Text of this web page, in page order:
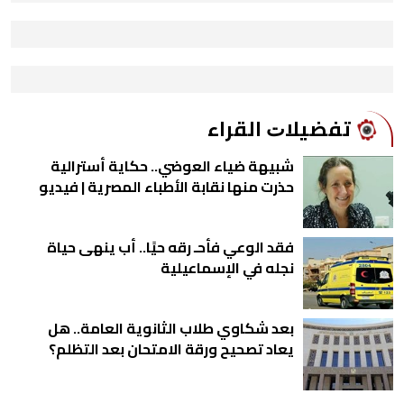
ﺗﻔﻀﻴﻼﺕ اﻟﻘﺮاء
شبيهة ضياء العوضي.. حكاية أسترالية
حذرت منها نقابة الأطباء المصرية | فيديو
فقد الوعي فأحـ رقه حيًا.. أب ينهى حياة
نجله في الإسماعيلية
بعد شكاوي طلاب الثانوية العامة.. هل
يعاد تصحيح ورقة الامتحان بعد التظلم؟